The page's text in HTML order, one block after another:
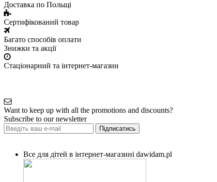
Доставка по Польщі
Сертифікований товар
Багато способів оплати
Знижки та акції
Стаціонарний та інтернет-магазин
Want to keep up with all the promotions and discounts?
Subscribe to our newsletter
Підписатись
Все для дітей в інтернет-магазині dawidam.pl